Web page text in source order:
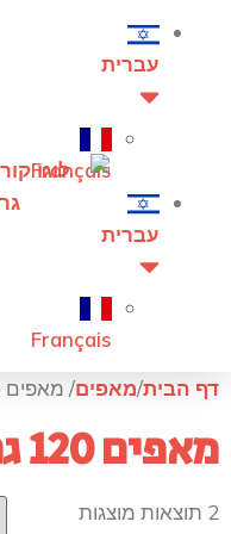
עברית
Français
עברית
Français
דף הבית/מאפים/ מאפים 120 גרם
מאפים 120 גרם
2 תוצאות מוצגות